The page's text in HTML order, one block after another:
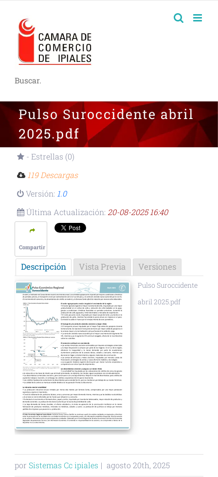
Buscar.
Pulso Suroccidente abril
2025.pdf
- Estrellas (0)
119 Descargas
Versión: 1.0
Última Actualización: 20-08-2025 16:40
Compartir
Descripción Vista Previa Versiones
Pulso Suroccidente
abril 2025.pdf
por Sistemas Cc ipiales | agosto 20th, 2025